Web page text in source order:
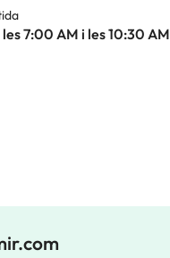
7:00 AM i les 10:30 AM